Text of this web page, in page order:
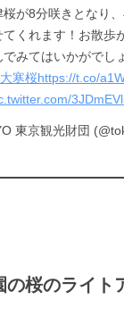
桜が8分咲きとなり
てくれます！お散歩
みてはいかがでし
寒桜https://t.co/
東京観光財団
の桜のライト